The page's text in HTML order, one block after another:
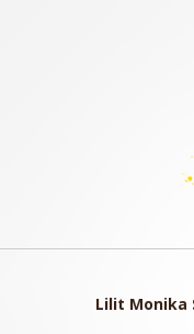
Lilit Monika